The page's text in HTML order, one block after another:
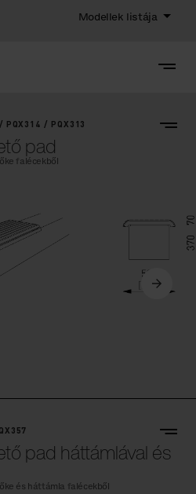
Modellek listája
PQX314 / PQX313
pad
falécekből
pad háttámlával és
és háttámla falécekből